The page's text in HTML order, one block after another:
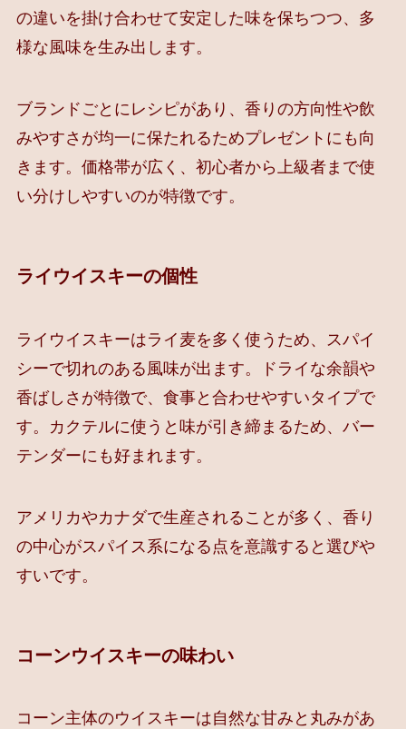
の違いを掛け合わせて安定した味を保ちつつ、多
様な風味を生み出します。
ブランドごとにレシピがあり、香りの方向性や飲
みやすさが均一に保たれるためプレゼントにも向
きます。価格帯が広く、初心者から上級者まで使
い分けしやすいのが特徴です。
ライウイスキーの個性
ライウイスキーはライ麦を多く使うため、スパイ
シーで切れのある風味が出ます。ドライな余韻や
香ばしさが特徴で、食事と合わせやすいタイプで
す。カクテルに使うと味が引き締まるため、バー
テンダーにも好まれます。
アメリカやカナダで生産されることが多く、香り
の中心がスパイス系になる点を意識すると選びや
すいです。
コーンウイスキーの味わい
コーン主体のウイスキーは自然な甘みと丸みがあ